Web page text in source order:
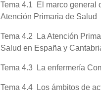
Tema 4.1 El marco general
Atención Primaria de Salud
Tema 4.2 La Atención
Salud en España y
Tema 4.3 La enfermería
Tema 4.4 Los ámbitos de